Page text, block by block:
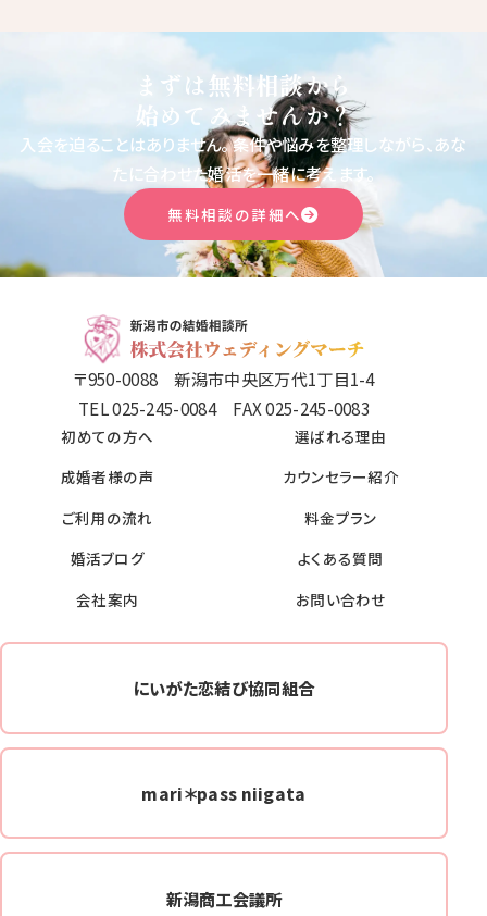
まずは無料相談から
始めてみませんか？
入会を迫ることはありません。条件や悩みを整理しながら、あな
たに合わせた婚活を一緒に考えます。
無料相談の詳細へ
〒950-0088 新潟市中央区万代1丁目1-4
TEL 025-245-0084 FAX 025-245-0083
初めての方へ
選ばれる理由
成婚者様の声
カウンセラー紹介
ご利用の流れ
料金プラン
婚活ブログ
よくある質問
会社案内
お問い合わせ
にいがた恋結び協同組合
mari＊pass niigata
新潟商工会議所